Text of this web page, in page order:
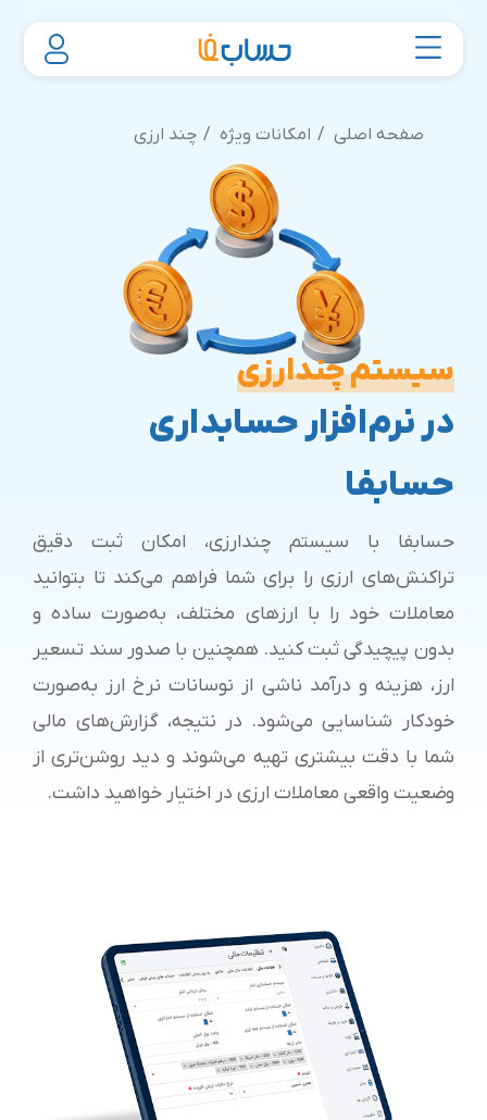
صفحه اصلی امکانات ویژه چند ارزی
سیستم چندارزی
در نرم‌افزار حسابداری
حسابفا
حسابفا با سیستم چندارزی، امکان ثبت دقیق
تراکنش‌های ارزی را برای شما فراهم می‌کند تا بتوانید
معاملات خود را با ارزهای مختلف، به‌صورت ساده و
بدون پیچیدگی ثبت کنید. همچنین با صدور سند تسعیر
ارز، هزینه و درآمد ناشی از نوسانات نرخ ارز به‌صورت
خودکار شناسایی می‌شود. در نتیجه، گزارش‌های مالی
شما با دقت بیشتری تهیه می‌شوند و دید روشن‌تری از
وضعیت واقعی معاملات ارزی در اختیار خواهید داشت.